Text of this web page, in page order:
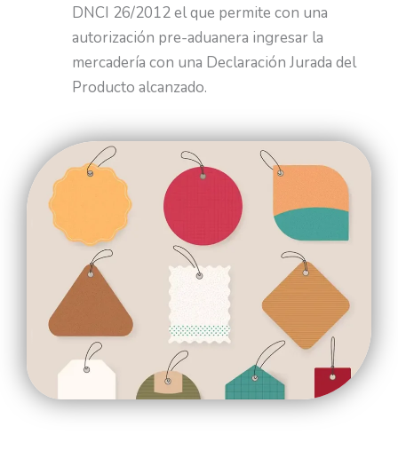
DNCI 26/2012 el que permite con una
autorización pre-aduanera ingresar la
mercadería con una Declaración Jurada del
Producto alcanzado.